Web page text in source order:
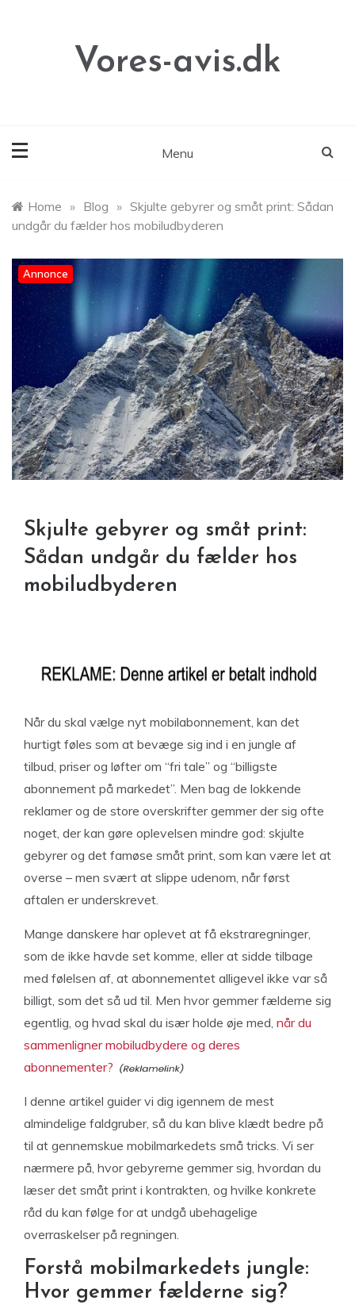
Vores-avis.dk
Menu
Home » Blog » Skjulte gebyrer og småt print: Sådan
undgår du fælder hos mobiludbyderen
Annonce
Skjulte gebyrer og småt print:
Sådan undgår du fælder hos
mobiludbyderen
Når du skal vælge nyt mobilabonnement, kan det
hurtigt føles som at bevæge sig ind i en jungle af
tilbud, priser og løfter om “fri tale” og “billigste
abonnement på markedet”. Men bag de lokkende
reklamer og de store overskrifter gemmer der sig ofte
noget, der kan gøre oplevelsen mindre god: skjulte
gebyrer og det famøse småt print, som kan være let at
overse – men svært at slippe udenom, når først
aftalen er underskrevet.
Mange danskere har oplevet at få ekstraregninger,
som de ikke havde set komme, eller at sidde tilbage
med følelsen af, at abonnementet alligevel ikke var så
billigt, som det så ud til. Men hvor gemmer fælderne sig
egentlig, og hvad skal du især holde øje med, når du
sammenligner mobiludbydere og deres
abonnementer?
I denne artikel guider vi dig igennem de mest
almindelige faldgruber, så du kan blive klædt bedre på
til at gennemskue mobilmarkedets små tricks. Vi ser
nærmere på, hvor gebyrerne gemmer sig, hvordan du
læser det småt print i kontrakten, og hvilke konkrete
råd du kan følge for at undgå ubehagelige
overraskelser på regningen.
Forstå mobilmarkedets jungle:
Hvor gemmer fælderne sig?